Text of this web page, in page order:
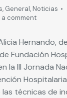
, General, Noticias
a comment
Hernando,
Fundación
la III Jornada
técnicas de